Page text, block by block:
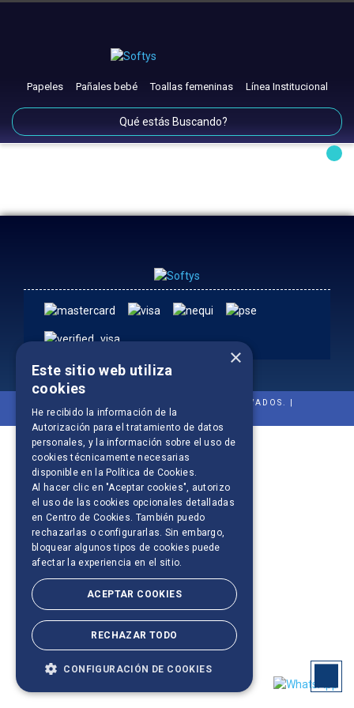
Papeles Pañales bebé Toallas femeninas Línea Institucional
© 2021 SOFTYS. TODOS LOS DERECHOS RESERVADOS. |
DEVELOPED by
WEBPUBLIK
×
Este sitio web utiliza
cookies
He recibido la información de la
Autorización para el tratamiento de datos
personales, y la información sobre el uso de
cookies técnicamente necesarias
disponible en la Política de Cookies.
Al hacer clic en "Aceptar cookies", autorizo
el uso de las cookies opcionales detalladas
en Centro de Cookies. También puedo
rechazarlas o configurarlas. Sin embargo,
bloquear algunos tipos de cookies puede
afectar la experiencia en el sitio.
ACEPTAR COOKIES
RECHAZAR TODO
CONFIGURACIÓN DE COOKIES